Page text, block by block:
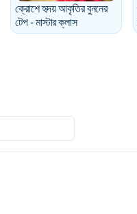
ক্রোশে হৃদয় আকৃতির বুননের
টেপ - মাস্টার ক্লাস